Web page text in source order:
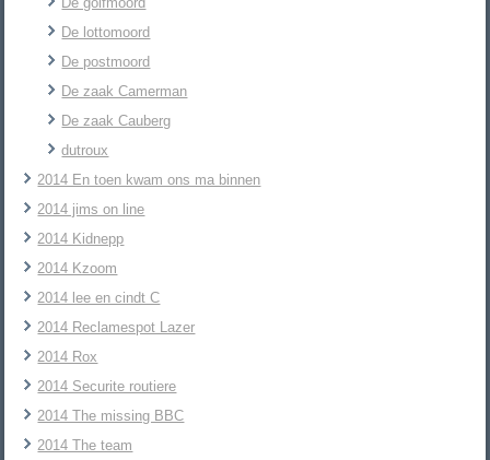
De lottomoord
De postmoord
De zaak Camerman
De zaak Cauberg
dutroux
2014 En toen kwam ons ma binnen
2014 jims on line
2014 Kidnepp
2014 Kzoom
2014 lee en cindt C
2014 Reclamespot Lazer
2014 Rox
2014 Securite routiere
2014 The missing BBC
2014 The team